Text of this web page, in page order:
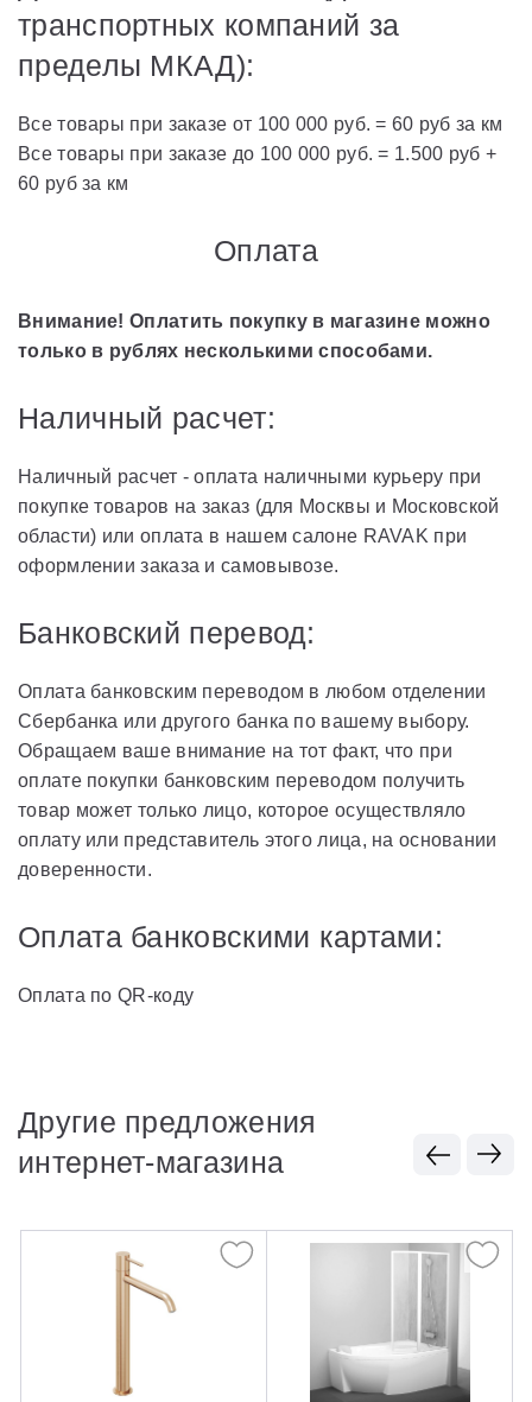
транспортных компаний за
пределы МКАД):
Все товары при заказе от 100 000 руб. = 60 руб за км
Все товары при заказе до 100 000 руб. = 1.500 руб +
60 руб за км
Оплата
Внимание! Оплатить покупку в магазине можно
только в рублях несколькими способами.
Наличный расчет:
Наличный расчет - оплата наличными курьеру при
покупке товаров на заказ (для Москвы и Московской
области) или оплата в нашем салоне RAVAK при
оформлении заказа и самовывозе.
Банковский перевод:
Оплата банковским переводом в любом отделении
Сбербанка или другого банка по вашему выбору.
Обращаем ваше внимание на тот факт, что при
оплате покупки банковским переводом получить
товар может только лицо, которое осуществляло
оплату или представитель этого лица, на основании
доверенности.
Оплата банковскими картами:
Оплата по QR-коду
Другие предложения
интернет-магазина